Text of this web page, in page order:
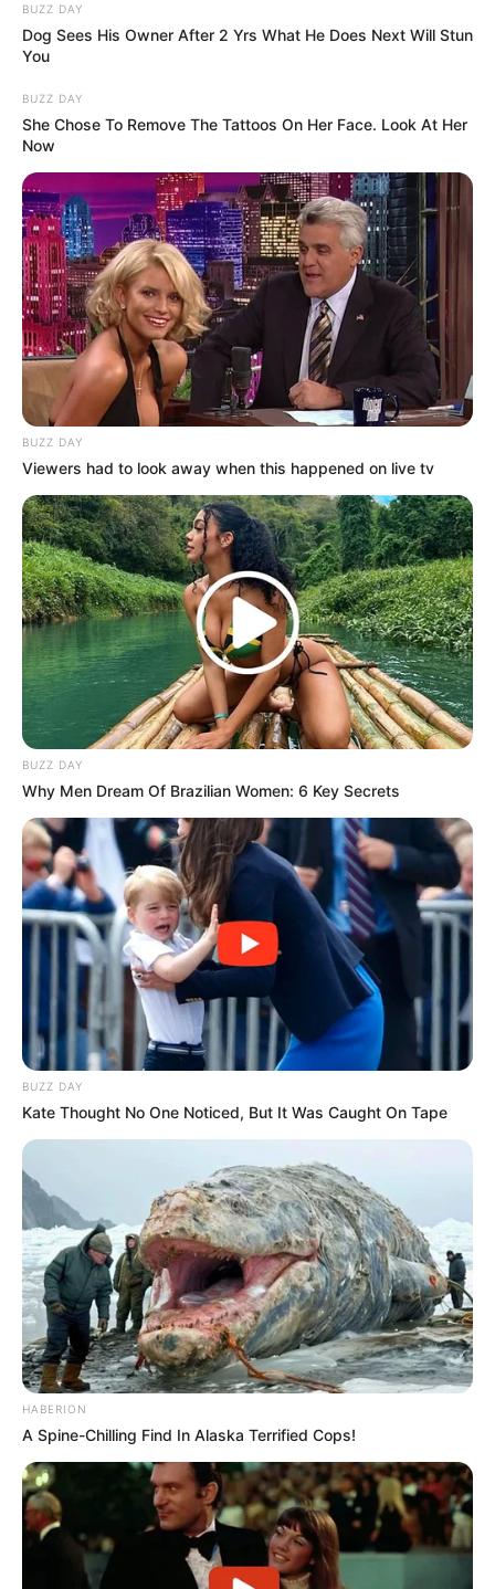
6. Warna feminim yang membuat cewek tampak
manis, perpaduan creamy dan merah bikin jatuh
cinta
(foto: instagram/shauna_salon27eleven)
7. Dengan memadukan warna hitam kecokelatan
pada ujung, rambut tampak lebih elegan. Cocok
untuk cewek Indonesia
(foto: instagram/deryndaniels)
8. Dimulai dengan akar nuansa gelap berwarna
BUZZ DAY
Dog Sees His Owner After 2 Yrs What He Does Next Will Stun
You
BUZZ DAY
She Chose To Remove The Tattoos On Her Face. Look At Her
Now
BUZZ DAY
Viewers had to look away when this happened on live tv
BUZZ DAY
Why Men Dream Of Brazilian Women: 6 Key Secrets
BUZZ DAY
Kate Thought No One Noticed, But It Was Caught On Tape
HABERION
A Spine-Chilling Find In Alaska Terrified Cops!